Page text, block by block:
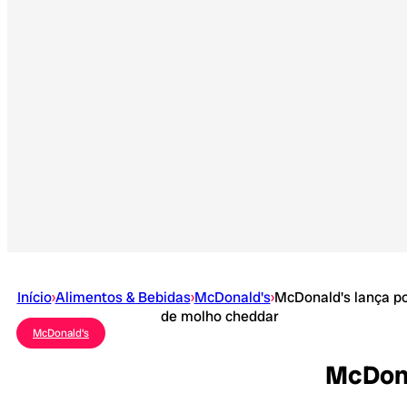
Início›Alimentos & Bebidas›McDonald's›McDonald's lança
de molho cheddar
McDonald's